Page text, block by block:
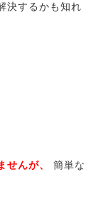
決するかも知れ
んが、
簡単な